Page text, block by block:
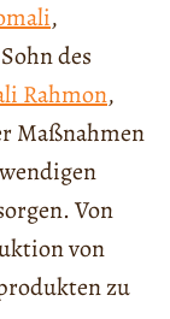
,
des
Rahmon,
Maßnahmen
Von
von
zu